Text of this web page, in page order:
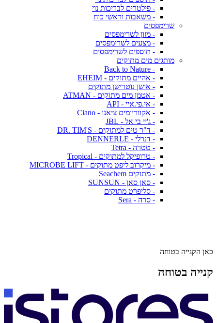
- פילטרים לבריכות נוי
- משאבות וראשי כוח
שרימפסים
- מזון לשרימפסים
- מצעים לשרימפסים
- תוספים לשרימפסים
מותגים מים מתוקים
- Back to Nature
- אהיים מתוקים - EHEIM
- אושן נוטרישן מתוקים
- אטמן מים מתוקים - ATMAN
- אי.פי.איי - API
- אקווריומים ציאנו - Ciano
- ג'יי בי אל - JBL
- ד"ר טים למתוקים - DR. TIM'S
- דנרלי - DENNERLE
- טטרה - Tetra
- טרופיקל למתוקים - Tropical
- מיקרוב ליפט מתוקים - MICROBE LIFT
- מתוקים Seachem
- סאן סאן - SUNSUN
- סליפרט מתוקים
- סרה - Sera
כאן הקנייה בטוחה
קנייה בטוחה